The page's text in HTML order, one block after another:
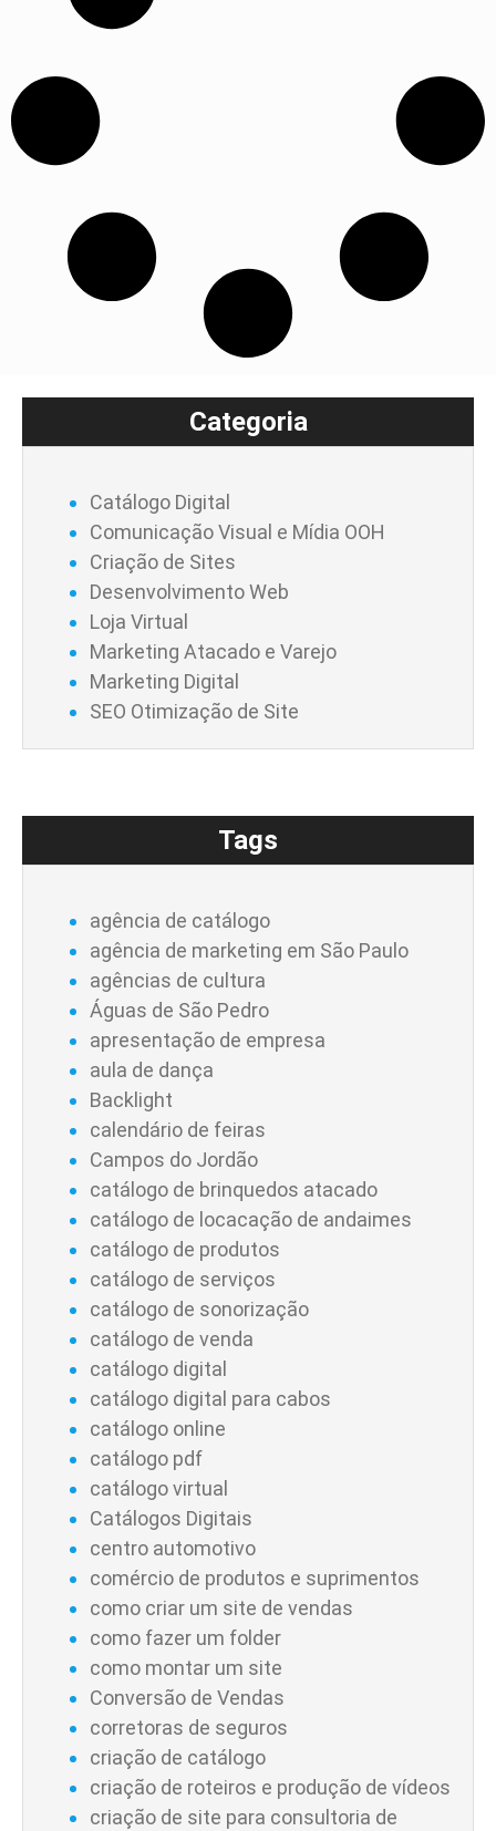
Categoria
Catálogo Digital
Comunicação Visual e Mídia OOH
Criação de Sites
Desenvolvimento Web
Loja Virtual
Marketing Atacado e Varejo
Marketing Digital
SEO Otimização de Site
Tags
agência de catálogo
agência de marketing em São Paulo
agências de cultura
Águas de São Pedro
apresentação de empresa
aula de dança
Backlight
calendário de feiras
Campos do Jordão
catálogo de brinquedos atacado
catálogo de locacação de andaimes
catálogo de produtos
catálogo de serviços
catálogo de sonorização
catálogo de venda
catálogo digital
catálogo digital para cabos
catálogo online
catálogo pdf
catálogo virtual
Catálogos Digitais
centro automotivo
comércio de produtos e suprimentos
como criar um site de vendas
como fazer um folder
como montar um site
Conversão de Vendas
corretoras de seguros
criação de catálogo
criação de roteiros e produção de vídeos
criação de site para consultoria de